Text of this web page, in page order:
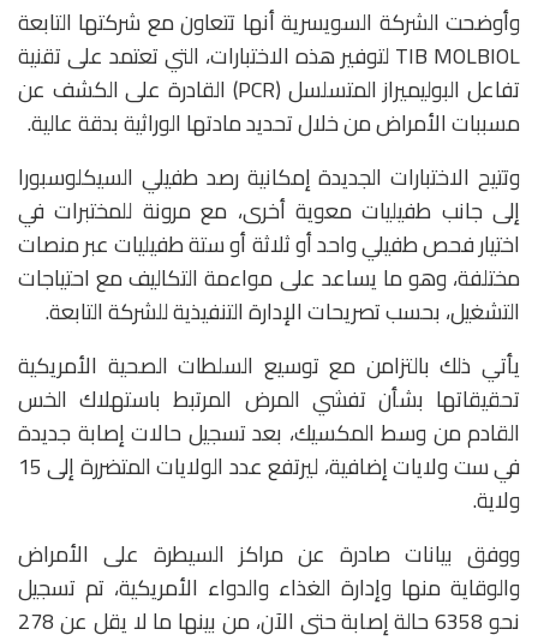
وأوضحت الشركة السويسرية أنها تتعاون مع شركتها التابعة
TIB MOLBIOL لتوفير هذه الاختبارات، التي تعتمد على تقنية
تفاعل البوليميراز المتسلسل (PCR) القادرة على الكشف عن
مسببات الأمراض من خلال تحديد مادتها الوراثية بدقة عالية.
وتتيح الاختبارات الجديدة إمكانية رصد طفيلي السيكلوسبورا
إلى جانب طفيليات معوية أخرى، مع مرونة للمختبرات في
اختيار فحص طفيلي واحد أو ثلاثة أو ستة طفيليات عبر منصات
مختلفة، وهو ما يساعد على مواءمة التكاليف مع احتياجات
التشغيل، بحسب تصريحات الإدارة التنفيذية للشركة التابعة.
يأتي ذلك بالتزامن مع توسيع السلطات الصحية الأمريكية
تحقيقاتها بشأن تفشي المرض المرتبط باستهلاك الخس
القادم من وسط المكسيك، بعد تسجيل حالات إصابة جديدة
في ست ولايات إضافية، ليرتفع عدد الولايات المتضررة إلى 15
ولاية.
ووفق بيانات صادرة عن مراكز السيطرة على الأمراض
والوقاية منها وإدارة الغذاء والدواء الأمريكية، تم تسجيل
نحو 6358 حالة إصابة حتى الآن، من بينها ما لا يقل عن 278